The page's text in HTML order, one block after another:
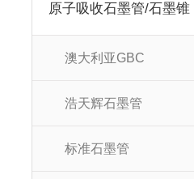
原子吸收石墨管/石墨锥
澳大利亚GBC
浩天辉石墨管
标准石墨管